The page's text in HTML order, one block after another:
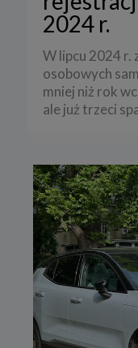
2024 r.
W lipcu 2024 r.
osobowych
mniej niż rok
ale już trzeci